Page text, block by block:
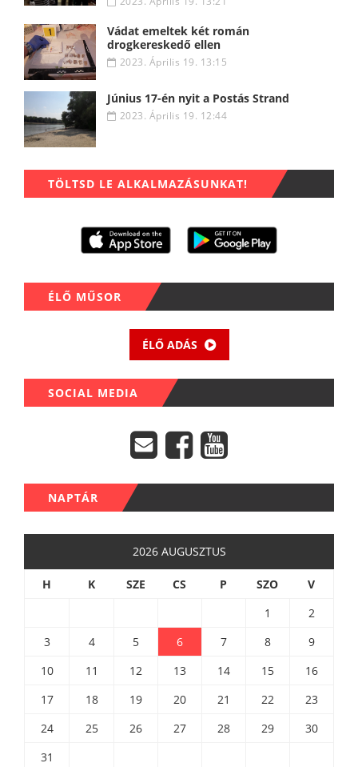
Vádat emeltek két román
drogkereskedő ellen
2023. Április 19. 13:15
Június 17-én nyit a Postás Strand
2023. Április 19. 12:44
TÖLTSD LE ALKALMAZÁSUNKAT!
ÉLŐ MŰSOR
ÉLŐ ADÁS
SOCIAL MEDIA
NAPTÁR
2026 AUGUSZTUS
H K SZE CS P SZO
V
1
2
3
4 5 6 7 8
9
10
11 12 13 14 15
16
17
18 19 20 21 22
23
24
25 26 27 28 29
30
31